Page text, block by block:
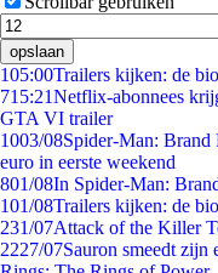
opslaan
105:00Trailers kijken: de
715:21Netflix-abonnees
GTA VI trailer
1003/08Spider-Man:
euro in eerste weekend
801/08In Spider-Man:
101/08Trailers kijken: de
231/07Attack of the Killer
2227/07Sauron smeedt